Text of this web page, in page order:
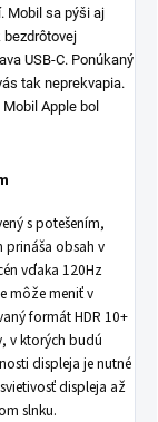
Mobil sa pýši aj
USB-C. Ponúkaný
tak neprekvapia.
Apple bol
s potešením,
prináša obsah v
vďaka 120Hz
môže meniť v
formát HDR 10+
v ktorých budú
displeja je nutné
displeja až
slnku.